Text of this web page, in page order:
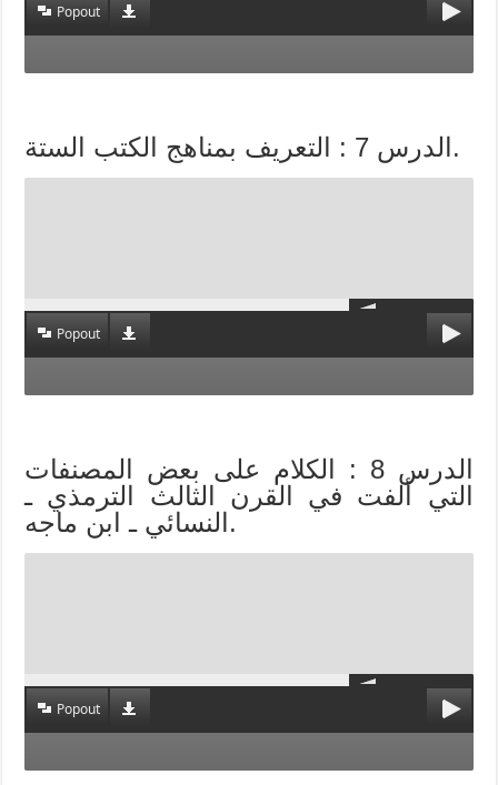
Popout
الدرس 7 : التعريف بمناهج الكتب الستة.
Popout
الدرس 8 : الكلام على بعض المصنفات
التي ألفت في القرن الثالث الترمذي ـ
النسائي ـ ابن ماجه.
Popout